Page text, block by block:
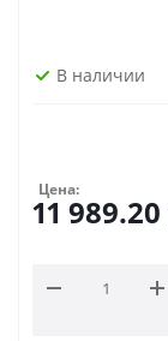
В наличии
Цена:
11 989.20